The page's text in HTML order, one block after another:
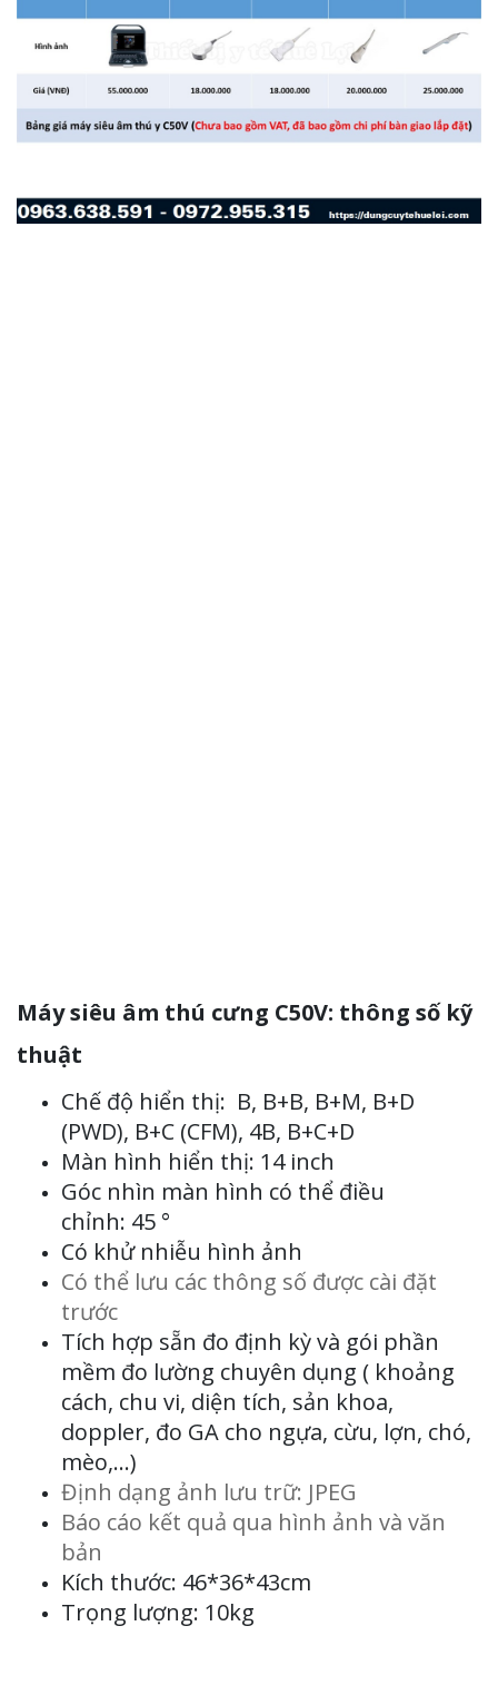
Máy siêu âm thú cưng C50V: thông số kỹ
thuật
Chế độ hiển thị: B, B+B, B+M, B+D
(PWD), B+C (CFM), 4B, B+C+D
Màn hình hiển thị: 14 inch
Góc nhìn màn hình có thể điều
chỉnh: 45 °
Có khử nhiễu hình ảnh
Có thể lưu các thông số được cài đặt
trước
Tích hợp sẵn đo định kỳ và gói phần
mềm đo lường chuyên dụng ( khoảng
cách, chu vi, diện tích, sản khoa,
doppler, đo GA cho ngựa, cừu, lợn, chó,
mèo,…)
Định dạng ảnh lưu trữ: JPEG
Báo cáo kết quả qua hình ảnh và văn
bản
Kích thước: 46*36*43cm
Trọng lượng: 10kg